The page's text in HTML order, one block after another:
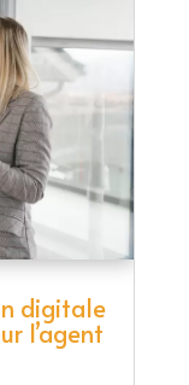
digitale
l’agent